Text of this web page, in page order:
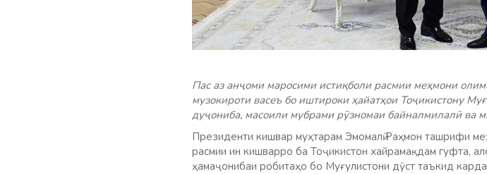
Пас аз анҷоми маросими истиқболи расмии меҳмони
музокироти васеъ бо иштироки ҳайатҳои Тоҷикистону
дуҷониба, масоили мубрами рӯзномаи байналмилалӣ ва
Президенти кишвар муҳтарам Эмомалӣ Раҳмон ташрифи
расмии ин кишварро ба Тоҷикистон хайрамақдам гуфта,
ҳамаҷонибаи робитаҳо бо Муғулистони дӯст таъкид